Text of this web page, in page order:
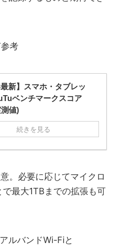
考
最新】スマホ・タブレッ
ベンチマークスコア
値)
続きを見る
。必要に応じてマイクロ
最大1TBまでの拡張も可
ルバンドWi-Fiと